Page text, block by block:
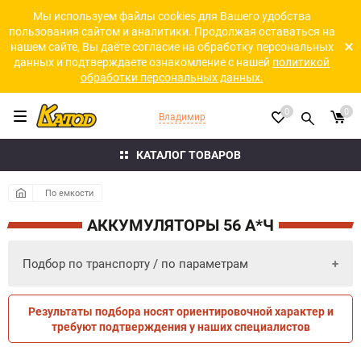
Мы используем файлы cookies для Вашего удобства
пользования сайтом и аналитики. Продолжая оставаться на
нашем сайте, Вы даёте согласие на обработку персональных
данных и подтверждаете ознакомление с нашей политикой
обработки персональных данных.
КАТАЛОГ ТОВАРОВ
Владимир 0 0
По емкости
АККУМУЛЯТОРЫ 56 А*Ч
Подбор по транспорту / по параметрам
ПО ТРАНСПОРТУ ПО ПАРАМЕТРАМ
Результаты подбора носят ориентировочной характер и
требуют подтверждения у наших специалистов